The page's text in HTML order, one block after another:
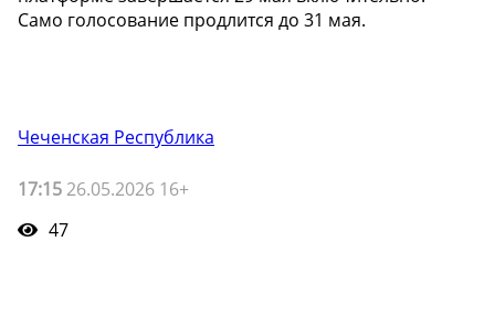
Само голосование продлится до 31 мая.
Чеченская Республика
17:15 26.05.2026 16+
47